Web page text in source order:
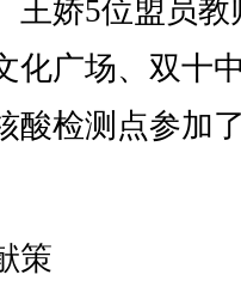
王娇5位盟员教
化广场、双十
酸检测点参加
策